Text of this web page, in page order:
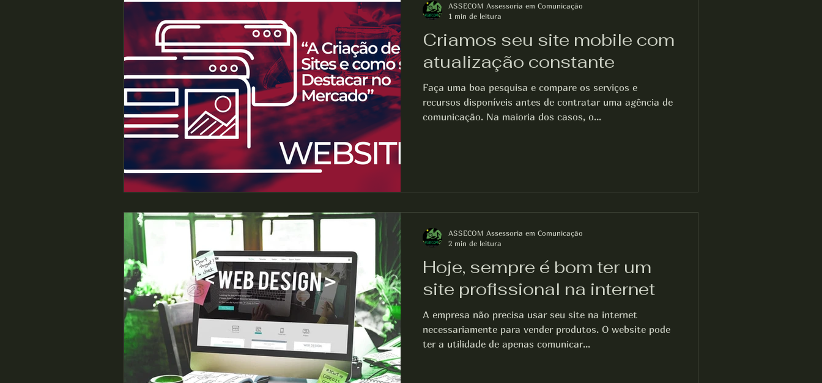
Criamos seu site mobile com
atualização constante
Faça uma boa pesquisa e compare os serviços e
recursos disponíveis antes de contratar uma agência de
comunicação. Na maioria dos casos, o...
ASSECOM Assessoria em Comunicação
1 min de leitura
Hoje, sempre é bom ter um
site profissional na internet
A empresa não precisa usar seu site na internet
necessariamente para vender produtos. O website pode
ter a utilidade de apenas comunicar...
ASSECOM Assessoria em Comunicação
2 min de leitura